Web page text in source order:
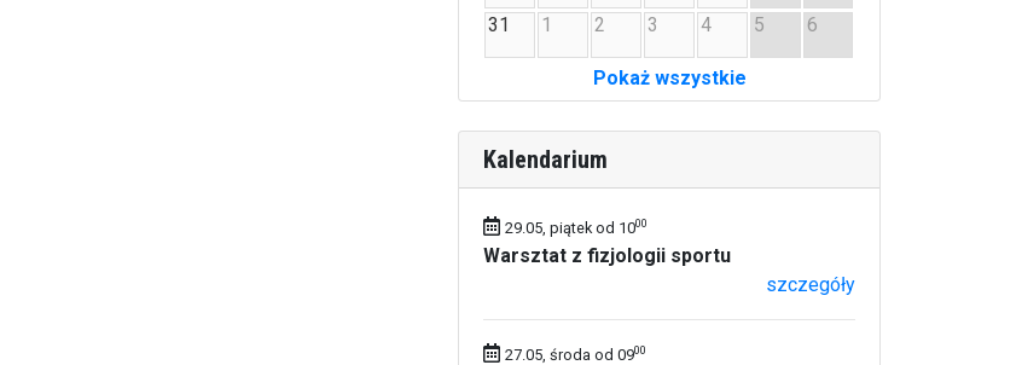
31 1 2 3 4 5 6
Pokaż wszystkie
Kalendarium
29.05, piątek od 1000
Warsztat z fizjologii sportu
szczegóły
27.05, środa od 0900